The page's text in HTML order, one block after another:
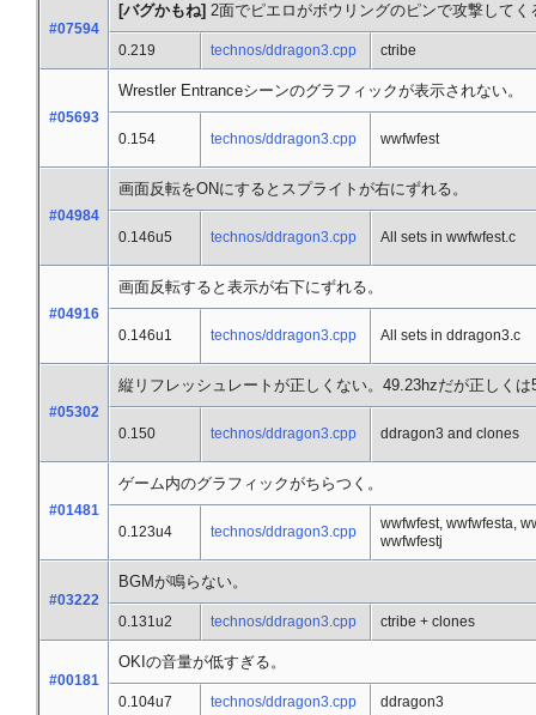
#07594
[バグかもね] 2面でピエロがボウリングのピンで攻撃して
0.219 technos/ddragon3.cpp ctribe
#05693
Wrestler Entranceシーンのグラフィックが表示されない。
0.154 technos/ddragon3.cpp wwfwfest
#04984
画面反転をONにするとスプライトが右にずれる。
0.146u5 technos/ddragon3.cpp All sets in wwfwfest.c
#04916
画面反転すると表示が右下にずれる。
0.146u1 technos/ddragon3.cpp All sets in ddragon3.c
#05302
縦リフレッシュレートが正しくない。49.23hzだが正しくは
0.150 technos/ddragon3.cpp ddragon3 and clones
#01481
ゲーム内のグラフィックがちらつく。
0.123u4 technos/ddragon3.cpp
wwfwfest, wwfwfesta,
wwfwfestj
#03222
BGMが鳴らない。
0.131u2 technos/ddragon3.cpp ctribe + clones
#00181
OKIの音量が低すぎる。
0.104u7 technos/ddragon3.cpp ddragon3